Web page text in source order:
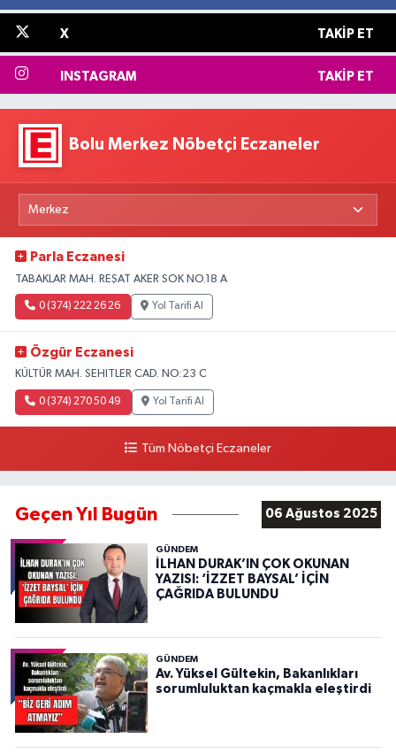
X TAKIP ET
INSTAGRAM TAKIP ET
Bolu Merkez Nöbetçi Eczaneler
Parla Eczanesi
TABAKLAR MAH. REŞAT AKER SOK NO.18 A
0 (374) 222 26 26 Yol Tarifi Al
Özgür Eczanesi
KÜLTÜR MAH. SEHITLER CAD. NO:23 C
0 (374) 270 50 49 Yol Tarifi Al
Tüm Nöbetçi Eczaneler
Geçen Yıl Bugün 06 Ağustos 2025
GÜNDEM
İLHAN DURAK’IN ÇOK OKUNAN
YAZISI: ‘İZZET BAYSAL’ İÇİN
ÇAĞRIDA BULUNDU
GÜNDEM
Av. Yüksel Gültekin, Bakanlıkları
sorumluluktan kaçmakla eleştirdi